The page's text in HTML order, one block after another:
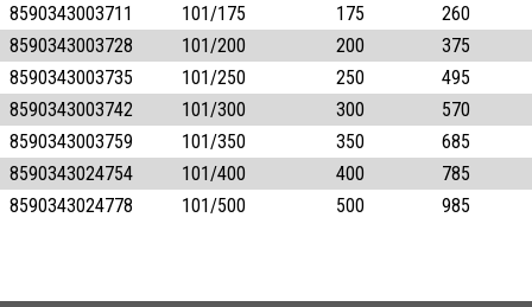
8590343003711
101/175 175
260
8590343003728
101/200 200
375
8590343003735
101/250 250
495
8590343003742
101/300 300
570
8590343003759
101/350 350
685
8590343024754
101/400 400
785
8590343024778
101/500 500 985